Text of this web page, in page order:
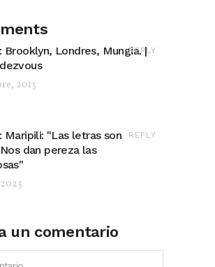
REPLY
Brooklyn, Londres, Mungia. |
2013
REPLY
Maripili: "Las letras son
dan pereza las
un comentario